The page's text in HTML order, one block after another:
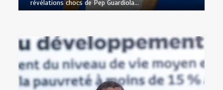
révélations chocs de Pep Guardiola…